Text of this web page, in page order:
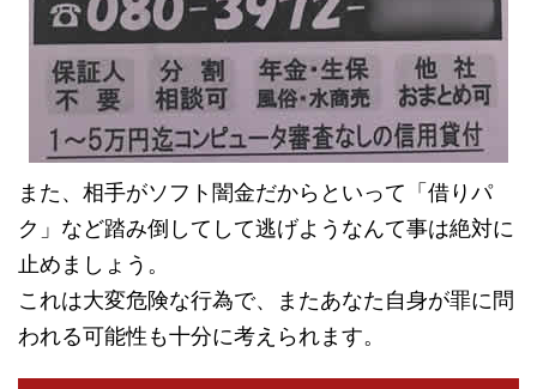
また、相手がソフト闇金だからといって「借りパ
ク」など踏み倒してして逃げようなんて事は絶対に
止めましょう。
これは大変危険な行為で、またあなた自身が罪に問
われる可能性も十分に考えられます。